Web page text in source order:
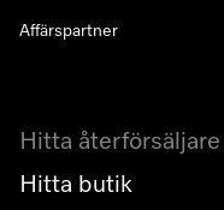
Hitta återförsäljare
Hitta butik
Affärspartner